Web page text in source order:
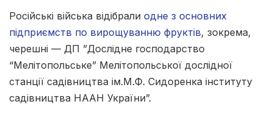
Російські війська відібрали‎ одне з основних
підприємств по вирощуванню фруктів, зокрема,
черешні — ДП ”Дослідне господарство
“‎Мелітопольське”‎ Мелітопольської дослідної
станції садівництва ім.М.Ф. Сидоренка інституту
садівництва НААН України”.